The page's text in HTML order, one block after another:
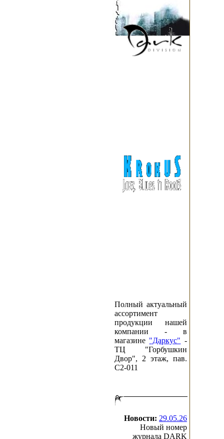
Полный актуальный
ассортимент
продукции нашей
компании - в
магазине "Даркус" -
ТЦ "Горбушкин
Двор", 2 этаж, пав.
C2-011
Новости: 29.05.26
Новый номер
журнала DARK